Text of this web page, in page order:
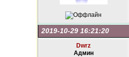
2019-10-29 16:21:20
Dwrz
Админ